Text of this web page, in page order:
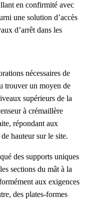
en confirmité avec
une solution d’accès
d’arrêt dans les
nécessaires de
trouver un moyen de
supérieurs de la
à crémaillère
répondant aux
hauteur sur le site.
des supports uniques
sections du mât à la
aux exigences
des plates-formes